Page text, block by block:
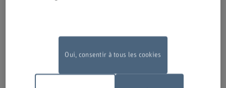
Travaux de maintenance En raison de travaux de maintenance, le
Oui, consentir à tous les cookies